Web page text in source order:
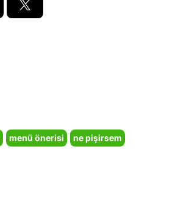
menü önerisi
ne pişirsem